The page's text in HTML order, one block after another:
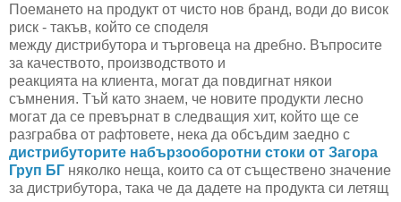
Поемането на продукт от чисто нов бранд, води до висок
риск - такъв, който се споделя
между дистрибутора и търговеца на дребно. Въпросите
за качеството, производството и
реакцията на клиента, могат да повдигнат някои
съмнения. Тъй като знаем, че новите продукти лесно
могат да се превърнат в следващия хит, който ще се
разграбва от рафтовете, нека да обсъдим заедно с
дистрибуторите набързооборотни стоки от Загора
Груп БГ няколко неща, които са от съществено значение
за дистрибутора, така че да дадете на продукта си летящ